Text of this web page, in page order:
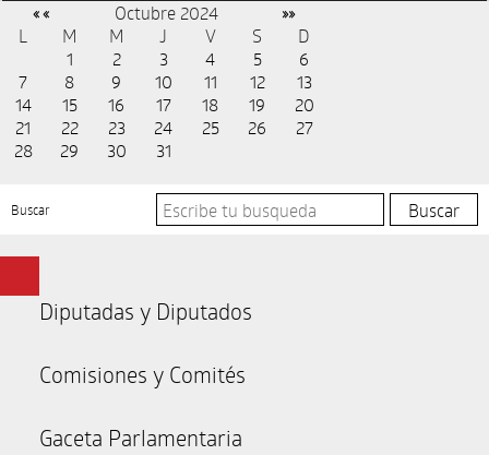
« « Octubre 2024 »»
L M M J V S
D
1
2 3 4 5
6
7
8 9 10 11 12
13
14
15 16 17 18 19
20
21
22 23 24 25 26
27
28
29 30 31
Buscar
Diputadas y Diputados
Comisiones y Comités
Gaceta Parlamentaria